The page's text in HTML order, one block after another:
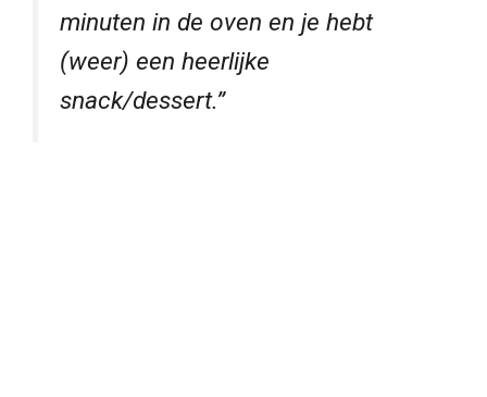
minuten in de oven en je hebt
(weer) een heerlijke
snack/dessert.”